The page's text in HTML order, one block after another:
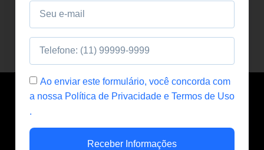
Ao enviar este formulário, você concorda com
a nossa Política de Privacidade e Termos de Uso
.
Receber Informações